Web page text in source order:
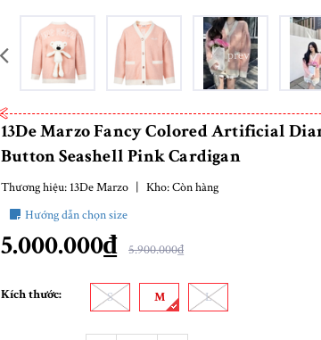
prev
13De Marzo Fancy Colored Artificial
Button Seashell Pink Cardigan
Thương hiệu: 13De Marzo | Kho:Còn hàng
Hướng dẫn chọn size
5.000.000₫ 5.900.000₫
Kích thước: S M L